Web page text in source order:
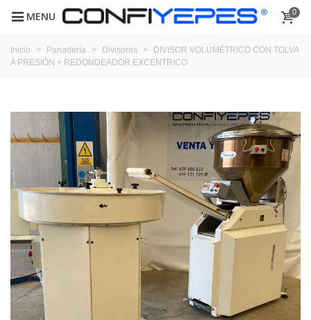
MENU 0
Inicio > Panadería > Divisoras >
DIVISOR VOLUMÉTRICO CON TOLVA
A PRESIÓN + REDONDEADOR EXCENTRICO